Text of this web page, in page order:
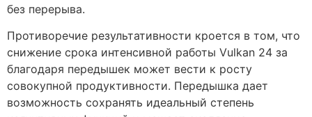
без перерыва.
Противоречие результативности кроется в том, что
снижение срока интенсивной работы Vulkan 24 за
благодаря передышек может вести к росту
совокупной продуктивности. Передышка дает
возможность сохранять идеальный степень